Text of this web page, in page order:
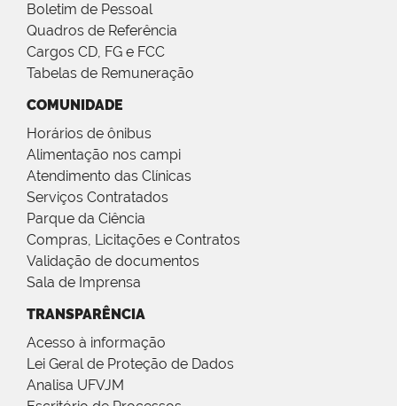
Boletim de Pessoal
Quadros de Referência
Cargos CD, FG e FCC
Tabelas de Remuneração
COMUNIDADE
Horários de ônibus
Alimentação nos campi
Atendimento das Clínicas
Serviços Contratados
Parque da Ciência
Compras, Licitações e Contratos
Validação de documentos
Sala de Imprensa
TRANSPARÊNCIA
Acesso à informação
Lei Geral de Proteção de Dados
Analisa UFVJM